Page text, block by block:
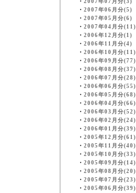
・ 2007年07月分(3)
・ 2007年06月分(5)
・ 2007年05月分(6)
・ 2007年04月分(11)
・ 2006年12月分(1)
・ 2006年11月分(4)
・ 2006年10月分(11)
・ 2006年09月分(77)
・ 2006年08月分(37)
・ 2006年07月分(28)
・ 2006年06月分(55)
・ 2006年05月分(68)
・ 2006年04月分(66)
・ 2006年03月分(52)
・ 2006年02月分(24)
・ 2006年01月分(39)
・ 2005年12月分(61)
・ 2005年11月分(40)
・ 2005年10月分(33)
・ 2005年09月分(14)
・ 2005年08月分(20)
・ 2005年07月分(23)
・ 2005年06月分(39)